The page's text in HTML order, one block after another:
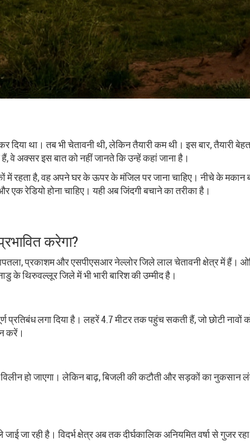
दिया था। तब भी चेतावनी थी, लेकिन तैयारी कम थी। इस बार,
वे अक्सर इस बात को नहीं जानते कि उन्हें कहां जाना है।
रहता है, वह अपने घर के ऊपर के मंजिल पर जाना चाहिए। नीचे के
रेडियो होना चाहिए। यही अब जिंदगी बचाने का तरीका है।
करेगा?
प्रकाशम और एसपीएसआर नेल्लोर जिले लाल चेतावनी क्षेत्र में हैं।
के थिरुवल्लूर जिले में भी भारी बारिश की उम्मीद है।
प्रतिबंध लगा दिया है। लहरें 4.7 मीटर तक पहुंच सकती हैं, जो छोटी
करें।
हो जाएगा। लेकिन बाढ़, बिजली की कटौती और सड़कों का नुकसान
जा रही है। विदर्भ क्षेत्र अब तक दीर्घकालिक अनियमित वर्षा से